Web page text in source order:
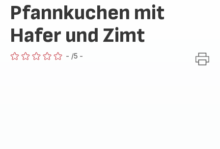
Pfannkuchen mit
Hafer und Zimt
- /5 -